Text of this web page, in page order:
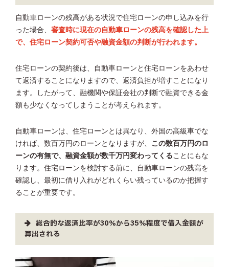
自動車ローンの残高がある状況で住宅ローンの申し込みを行
った場合、 審査時に現在の自動車ローンの残高を確認した上
で、住宅ローン契約可否や融資金額の判断が行われます。
住宅ローンの契約後は、自動車ローンと住宅ローンをあわせ
て返済することになりますので、返済負担が増すことになり
ます。したがって、融機関や保証会社の判断で融資できる金
額も少なくなってしまうことが考えられます。
自動車ローンは、住宅ローンとは異なり、外国の高級車でな
ければ、数百万円のローンとなりますが、 この数百万円のロ
ーンの有無で、融資金額が数千万円変わってくることにもな
ります。住宅ローンを検討する前に、自動車ローンの残高を
確認し、最初に借り入れがどれくらい残っているのか把握す
ることが重要です。
総合的な返済比率が30％から35％程度で借入金額が
算出される